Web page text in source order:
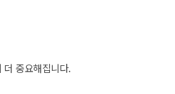
더 중요해집니다.